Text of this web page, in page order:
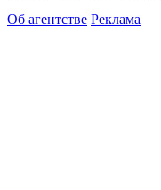
Об агентстве Реклама